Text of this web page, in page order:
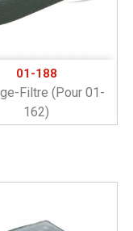
01-188
Filtre (pour 01-
162)